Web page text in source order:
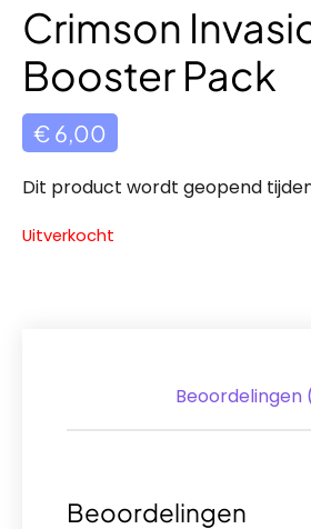
Crimson
Booster Pack
€ 6,00
Dit product wordt geopend
Uitverkocht
Beoordelingen
Beoordelingen